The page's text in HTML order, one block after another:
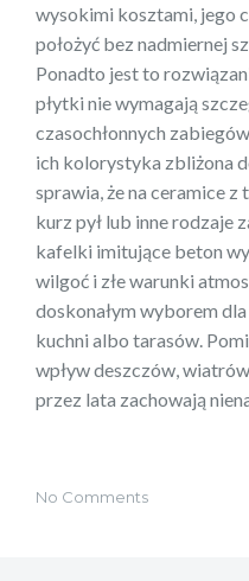
wysokimi kosztami, jego
położyć bez nadmiernej
Ponadto jest to
płytki nie wymagają
czasochłonnych
ich kolorystyka zbliżona
sprawia, że na ceramice
kurz pył lub inne rodzaje
kafelki imitujące beton
wilgoć i złe warunki
doskonałym wyborem
kuchni albo tarasów.
wpływ deszczów,
przez lata zachowają
No Comments